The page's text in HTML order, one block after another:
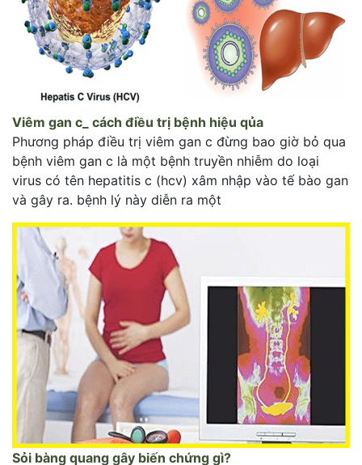
Viêm gan c_ cách điều trị bệnh hiệu qủa
Phương pháp điều trị viêm gan c đừng bao giờ bỏ qua
bệnh viêm gan c là một bệnh truyền nhiễm do loại
virus có tên hepatitis c (hcv) xâm nhập vào tế bào gan
và gây ra. bệnh lý này diễn ra một
Sỏi bàng quang gây biến chứng gì?